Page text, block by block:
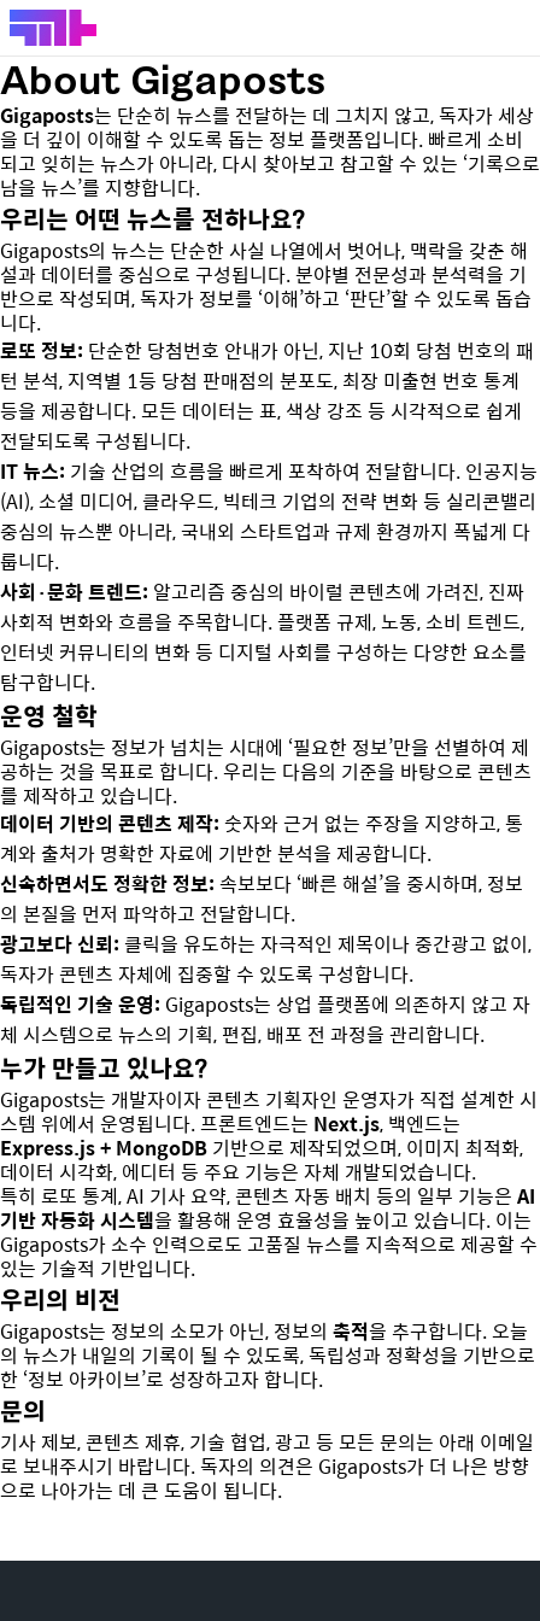
About Gigaposts
Gigaposts는 단순히 뉴스를 전달하는 데 그치지 않고, 독자가 세상
을 더 깊이 이해할 수 있도록 돕는 정보 플랫폼입니다. 빠르게 소비
되고 잊히는 뉴스가 아니라, 다시 찾아보고 참고할 수 있는 ‘기록으로
남을 뉴스’를 지향합니다.
우리는 어떤 뉴스를 전하나요?
Gigaposts의 뉴스는 단순한 사실 나열에서 벗어나, 맥락을 갖춘 해
설과 데이터를 중심으로 구성됩니다. 분야별 전문성과 분석력을 기
반으로 작성되며, 독자가 정보를 ‘이해’하고 ‘판단’할 수 있도록 돕습
니다.
로또 정보: 단순한 당첨번호 안내가 아닌, 지난 10회 당첨 번호의 패
턴 분석, 지역별 1등 당첨 판매점의 분포도, 최장 미출현 번호 통계
등을 제공합니다. 모든 데이터는 표, 색상 강조 등 시각적으로 쉽게
전달되도록 구성됩니다.
IT 뉴스: 기술 산업의 흐름을 빠르게 포착하여 전달합니다. 인공지능
(AI), 소셜 미디어, 클라우드, 빅테크 기업의 전략 변화 등 실리콘밸리
중심의 뉴스뿐 아니라, 국내외 스타트업과 규제 환경까지 폭넓게 다
룹니다.
사회·문화 트렌드: 알고리즘 중심의 바이럴 콘텐츠에 가려진, 진짜
사회적 변화와 흐름을 주목합니다. 플랫폼 규제, 노동, 소비 트렌드,
인터넷 커뮤니티의 변화 등 디지털 사회를 구성하는 다양한 요소를
탐구합니다.
운영 철학
Gigaposts는 정보가 넘치는 시대에 ‘필요한 정보’만을 선별하여 제
공하는 것을 목표로 합니다. 우리는 다음의 기준을 바탕으로 콘텐츠
를 제작하고 있습니다.
데이터 기반의 콘텐츠 제작: 숫자와 근거 없는 주장을 지양하고, 통
계와 출처가 명확한 자료에 기반한 분석을 제공합니다.
신속하면서도 정확한 정보: 속보보다 ‘빠른 해설’을 중시하며, 정보
의 본질을 먼저 파악하고 전달합니다.
광고보다 신뢰: 클릭을 유도하는 자극적인 제목이나 중간광고 없이,
독자가 콘텐츠 자체에 집중할 수 있도록 구성합니다.
독립적인 기술 운영: Gigaposts는 상업 플랫폼에 의존하지 않고 자
체 시스템으로 뉴스의 기획, 편집, 배포 전 과정을 관리합니다.
누가 만들고 있나요?
Gigaposts는 개발자이자 콘텐츠 기획자인 운영자가 직접 설계한 시
스템 위에서 운영됩니다. 프론트엔드는 Next.js, 백엔드는
Express.js + MongoDB 기반으로 제작되었으며, 이미지 최적화,
데이터 시각화, 에디터 등 주요 기능은 자체 개발되었습니다.
특히 로또 통계, AI 기사 요약, 콘텐츠 자동 배치 등의 일부 기능은 AI
기반 자동화 시스템을 활용해 운영 효율성을 높이고 있습니다. 이는
Gigaposts가 소수 인력으로도 고품질 뉴스를 지속적으로 제공할 수
있는 기술적 기반입니다.
우리의 비전
Gigaposts는 정보의 소모가 아닌, 정보의 축적을 추구합니다. 오늘
의 뉴스가 내일의 기록이 될 수 있도록, 독립성과 정확성을 기반으로
한 ‘정보 아카이브’로 성장하고자 합니다.
문의
기사 제보, 콘텐츠 제휴, 기술 협업, 광고 등 모든 문의는 아래 이메일
로 보내주시기 바랍니다. 독자의 의견은 Gigaposts가 더 나은 방향
으로 나아가는 데 큰 도움이 됩니다.